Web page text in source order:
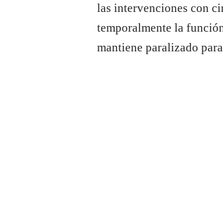
las intervenciones con
temporalmente la
mantiene paralizado